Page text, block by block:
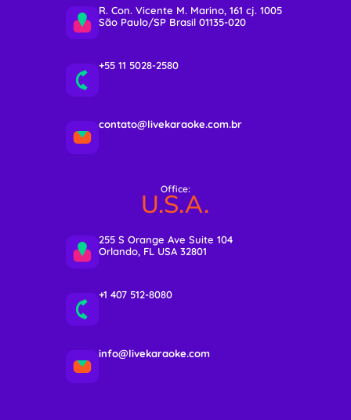
R. Con. Vicente M. Marino, 161 cj. 1005
São Paulo/SP Brasil 01135-020
+55 11 5028-2580
contato@livekaraoke.com.br
Office:
U.S.A.
255 S Orange Ave Suite 104
Orlando, FL USA 32801
+1 407 512-8080
info@livekaraoke.com